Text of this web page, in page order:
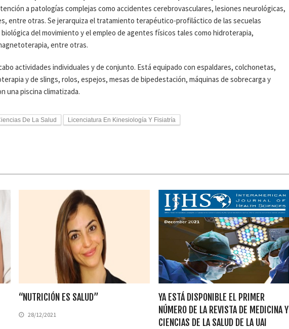
a patologías complejas como accidentes cerebrovasculares, lesiones neurológicas,
entre otras. Se jerarquiza el tratamiento terapéutico-profiláctico de las secuelas
del movimiento y el empleo de agentes físicos tales como hidroterapia,
entre otras.
actividades individuales y de conjunto. Está equipado con espaldares, colchonetas,
y de slings, rolos, espejos, mesas de bipedestación, máquinas de sobrecarga y
una piscina climatizada.
De La Salud Licenciatura En Kinesiología Y Fisiatría
“NUTRICIÓN ES SALUD”
28/12/2021
YA ESTÁ DISPONIBLE EL PRIMER
NÚMERO DE LA REVISTA DE MEDICINA Y
CIENCIAS DE LA SALUD DE LA UAI